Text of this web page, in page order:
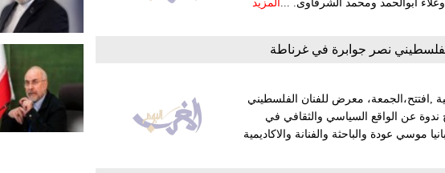
أبوالحمد ومحمد الشرقاوى. ...
المزيد
نصر جوابرة في غرناطة
,افتتح،الجمعة، معرض للفنان الفلسطيني
عن الواقع السياسي والثقافي في
عودة والباحثة والفنانة والاكاديمية